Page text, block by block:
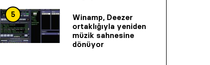
5
Winamp, Deezer
ortaklığıyla yeniden
müzik sahnesine
dönüyor